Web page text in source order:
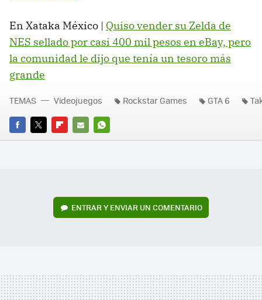
En Xataka México | Quiso vender su Zelda de
NES sellado por casi 400 mil pesos en eBay, pero
la comunidad le dijo que tenía un tesoro más
grande
FACEBOOK
TWITTERFLIPBOARD
E-
WHATSAPP
TEMAS Videojuegos Rockstar Games GTA 6
ENTRAR Y ENVIAR UN COMENTARIO